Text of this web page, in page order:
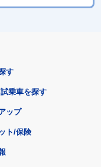
す
乗車を探す
ップ
ト/保険